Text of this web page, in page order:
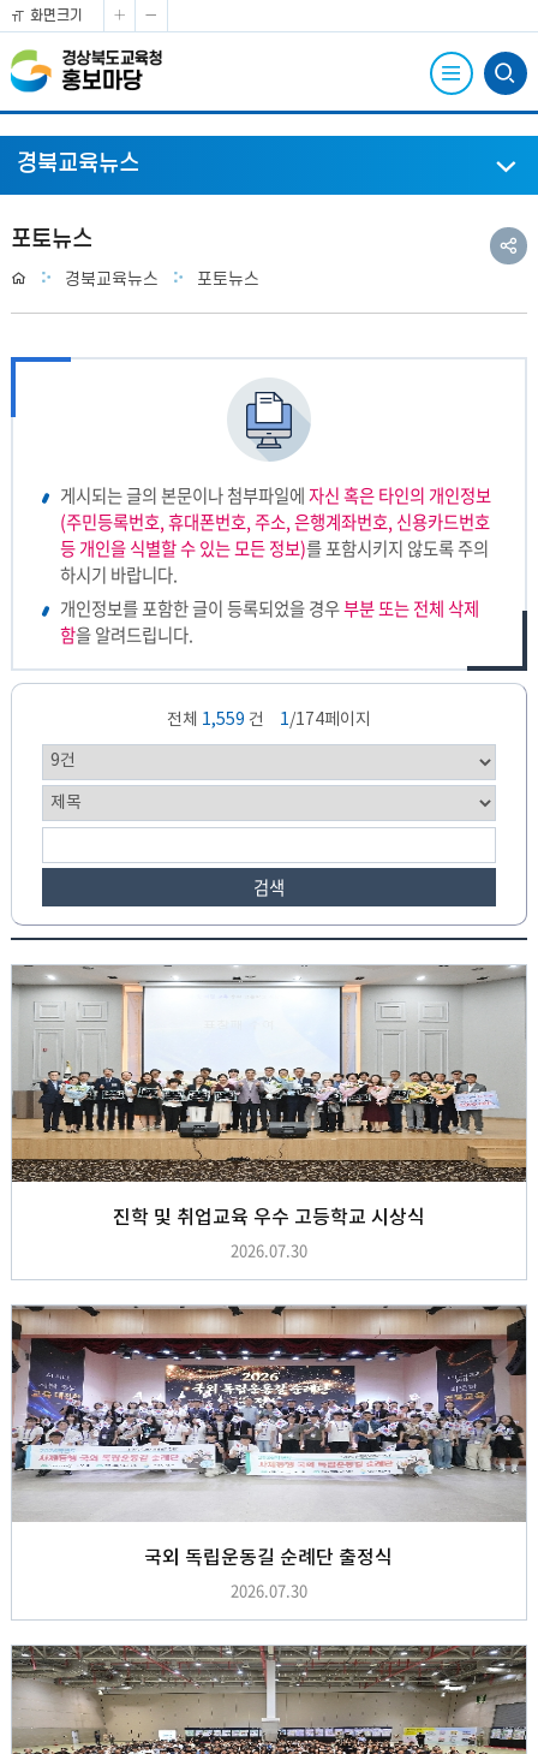
검
색
역
열
화면크기 화
면
확
대
면
소
전
체
뉴
경북교육뉴스
포토뉴스
Home경북교육뉴스 포토뉴스
공
유
기
게시되는 글의 본문이나 첨부파일에자신 혹은 타인의 개인정보
(주민등록번호, 휴대폰번호, 주소, 은행계좌번호, 신용카드번호
등 개인을 식별할 수 있는 모든 정보)를 포함시키지 않도록 주의
하시기 바랍니다.
개인정보를 포함한 글이 등록되었을 경우부분 또는 전체 삭제
함을 알려드립니다.
전체 1,559 건 1/174페이지
검색
진학 및 취업교육 우수 고등학교 시상식
2026.07.30
국외 독립운동길 순례단 출정식
2026.07.30